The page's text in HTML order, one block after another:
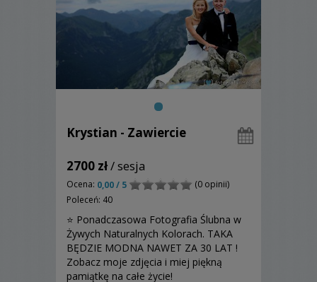
Krystian - Zawiercie
2700 zł/ sesja
Ocena: 0,00 / 5
(0 opinii)
Poleceń: 40
⭐ Ponadczasowa Fotografia Ślubna w
Żywych Naturalnych Kolorach. TAKA
BĘDZIE MODNA NAWET ZA 30 LAT !
Zobacz moje zdjęcia i miej piękną
pamiątkę na całe życie!